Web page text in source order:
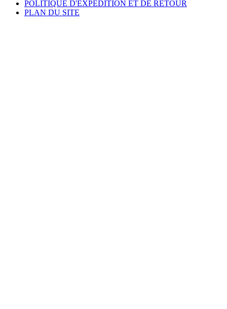
POLITIQUE D'EXPÉDITION ET DE RETOUR
PLAN DU SITE